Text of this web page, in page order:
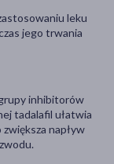
leku
jego trwania
inhibitorów
tadalafil ułatwia
napływ